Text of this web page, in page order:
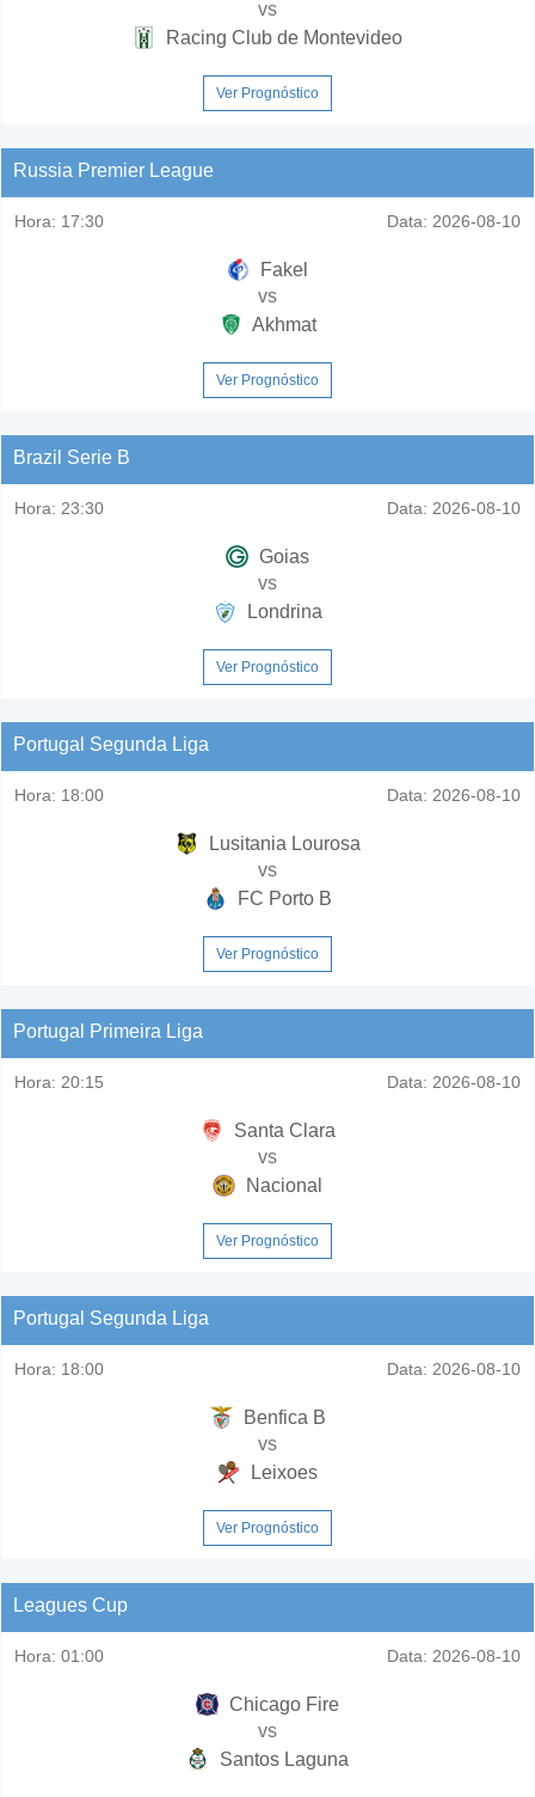
vs
Racing Club de Montevideo
Ver Prognóstico
Russia Premier League
Hora: 17:30 Data: 2026-08-10
Fakel
vs
Akhmat
Ver Prognóstico
Brazil Serie B
Hora: 23:30 Data: 2026-08-10
Goias
vs
Londrina
Ver Prognóstico
Portugal Segunda Liga
Hora: 18:00 Data: 2026-08-10
Lusitania Lourosa
vs
FC Porto B
Ver Prognóstico
Portugal Primeira Liga
Hora: 20:15 Data: 2026-08-10
Santa Clara
vs
Nacional
Ver Prognóstico
Portugal Segunda Liga
Hora: 18:00 Data: 2026-08-10
Benfica B
vs
Leixoes
Ver Prognóstico
Leagues Cup
Hora: 01:00 Data: 2026-08-10
Chicago Fire
vs
Santos Laguna